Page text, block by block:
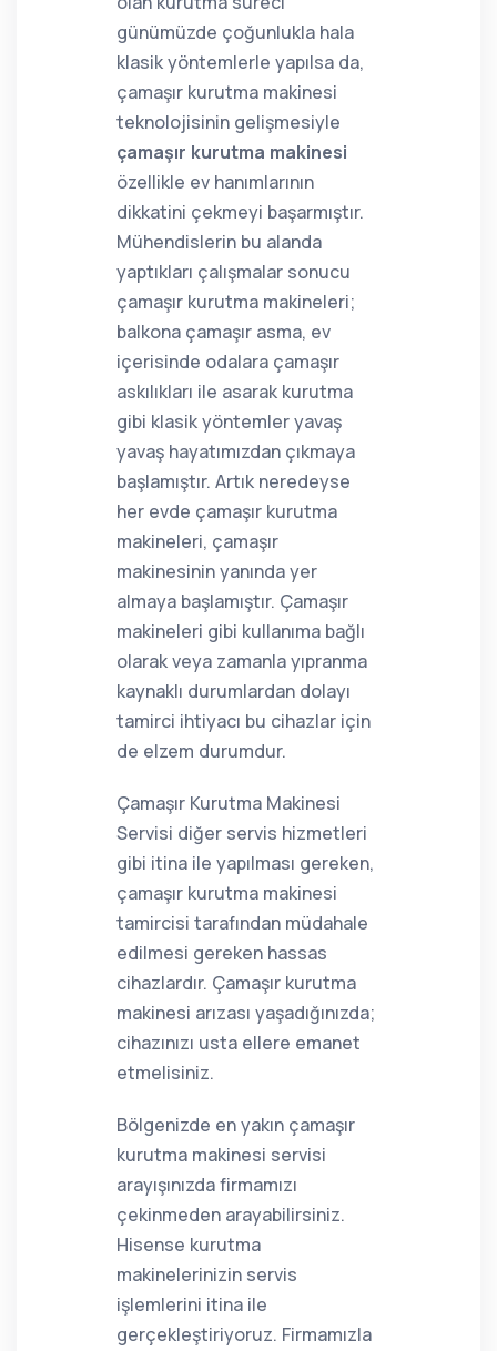
günümüzde çoğunlukla hala
klasik yöntemlerle yapılsa da,
çamaşır kurutma makinesi
teknolojisinin gelişmesiyle
çamaşır kurutma makinesi
özellikle ev hanımlarının
dikkatini çekmeyi başarmıştır.
Mühendislerin bu alanda
yaptıkları çalışmalar sonucu
çamaşır kurutma makineleri;
balkona çamaşır asma, ev
içerisinde odalara çamaşır
askılıkları ile asarak kurutma
gibi klasik yöntemler yavaş
yavaş hayatımızdan çıkmaya
başlamıştır. Artık neredeyse
her evde çamaşır kurutma
makineleri, çamaşır
makinesinin yanında yer
almaya başlamıştır. Çamaşır
makineleri gibi kullanıma bağlı
olarak veya zamanla yıpranma
kaynaklı durumlardan dolayı
tamirci ihtiyacı bu cihazlar için
de elzem durumdur.
Çamaşır Kurutma Makinesi
Servisi diğer servis hizmetleri
gibi itina ile yapılması gereken,
çamaşır kurutma makinesi
tamircisi tarafından müdahale
edilmesi gereken hassas
cihazlardır. Çamaşır kurutma
makinesi arızası yaşadığınızda;
cihazınızı usta ellere emanet
etmelisiniz.
Bölgenizde en yakın çamaşır
kurutma makinesi servisi
arayışınızda firmamızı
çekinmeden arayabilirsiniz.
Hisense kurutma
makinelerinizin servis
işlemlerini itina ile
gerçekleştiriyoruz. Firmamızla